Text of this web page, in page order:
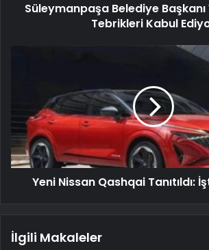
Süleymanpaşa Belediye
Tebrikleri Kabul
Yeni Nissan Qashqai Tanıtıldı:
İlgili Makaleler